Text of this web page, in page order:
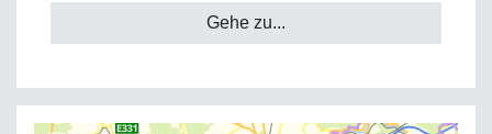
Gehe zu...